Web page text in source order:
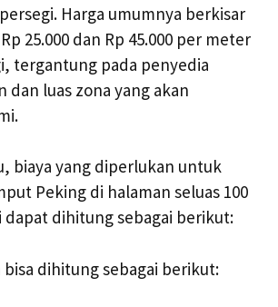
Harga umumnya berkisar
25.000 dan Rp 45.000 per meter
tergantung pada penyedia
dan luas zona yang akan
biaya yang diperlukan untuk
Peking di halaman seluas 100
dapat dihitung sebagai berikut:
dihitung sebagai berikut: